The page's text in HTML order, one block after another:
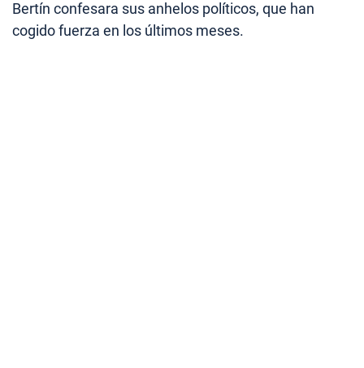
Bertín confesara sus anhelos políticos, que han
cogido fuerza en los últimos meses.